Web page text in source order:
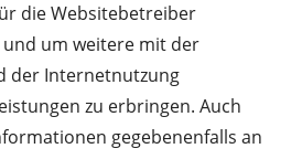
die Websitebetreiber
um weitere mit der
der Internetnutzung
zu erbringen. Auch
gegebenenfalls an